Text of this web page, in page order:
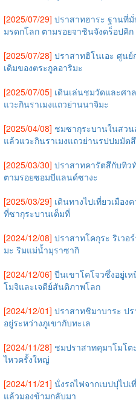
[2025/07/29] ปราสาทฮาระ ฐานที่
มรดกโลก ตามรอยจาชินจังดร็อปคิก
[2025/07/28] ปราสาทฮิโนเอะ ศูน
เดิมของตระกูลอาริมะ
[2025/07/05] เดินเล่นชมวัดและศา
แวะกินราเมงแถวย่านนาจิมะ
[2025/04/08] ชมซากุระบานในสว
แล้วแวะกินราเมงแถวย่านรปปมมัตสึ
[2025/03/30] ปราสาทคารัตสึกับทิว
ตามรอยซอมบีแลนด์ซางะ
[2025/03/29] เดินทางไปเที่ยวเมือ
ที่ซากุระบานเต็มที่
[2024/12/08] ปราสาทโคกุระ ริเว
มะ ริมแม่น้ำมุราซากิ
[2024/12/06] ปีนเขาโคโจวซึ่งอยู่เ
โมจิและเจดีย์สันติภาพโลก
[2024/12/01] ปราสาทชิมาบาระ ป
อยู่ระหว่างภูเขากับทะเล
[2024/11/28] ชมปราสาทคุมาโมโต
ไหวครั้งใหญ่
[2024/11/21] นั่งรถไฟจากเบปปุไป
แล้วมองข้ามกลับมา